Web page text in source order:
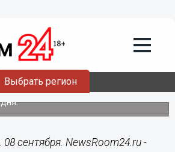
Выбрать регион
стартовали в
области с 8 сентября
сентября. NewsRoom24.ru -